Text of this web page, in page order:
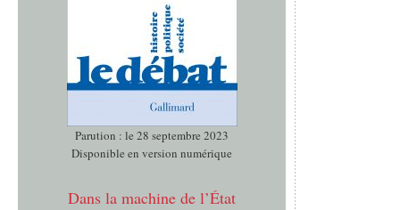
Parution : le 28 septembre 2023
Disponible en version numérique
Dans la machine de l’État